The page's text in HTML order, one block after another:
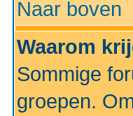
Naar boven
Waarom
Sommige
groepen.